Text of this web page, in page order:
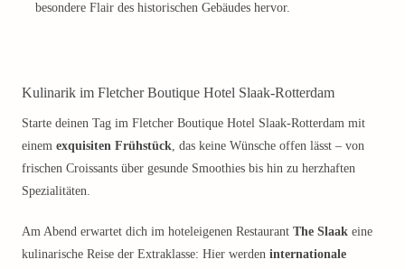
besondere Flair des historischen Gebäudes hervor.
Kulinarik im Fletcher Boutique Hotel Slaak-Rotterdam
Starte deinen Tag im Fletcher Boutique Hotel Slaak-Rotterdam mit
einem exquisiten Frühstück, das keine Wünsche offen lässt – von
frischen Croissants über gesunde Smoothies bis hin zu herzhaften
Spezialitäten.
Am Abend erwartet dich im hoteleigenen Restaurant The Slaak eine
kulinarische Reise der Extraklasse: Hier werden internationale